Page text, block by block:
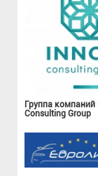
Группа компаний
Consulting Group